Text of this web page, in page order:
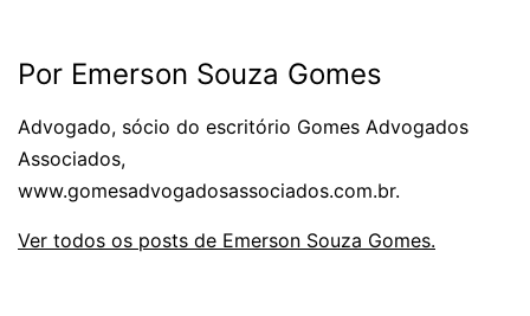
Por Emerson Souza Gomes
Advogado, sócio do escritório Gomes Advogados
Associados,
www.gomesadvogadosassociados.com.br.
Ver todos os posts de Emerson Souza Gomes.